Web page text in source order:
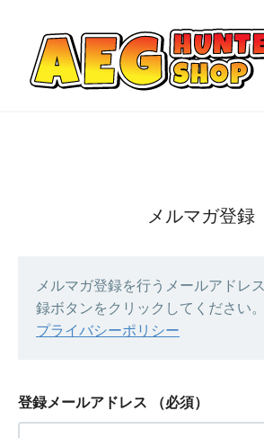
メルマガ登録
メルマガ登録を行うメールアドレ
録ボタンをクリックしてください。
プライバシーポリシー
登録メールアドレス （必須）